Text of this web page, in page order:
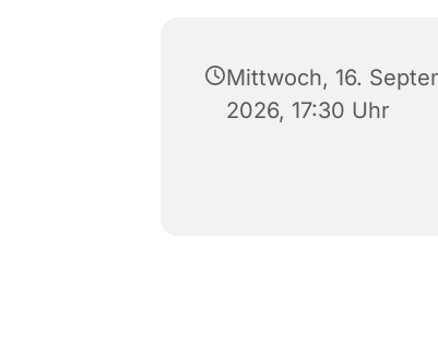
Mittwoch, 16.
2026, 17:30 Uhr